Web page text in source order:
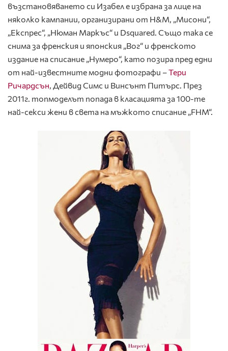
възстановяването си Изабел е избрана за лице на
няколко кампании, организирани от H&M, „Мисони“,
„Експрес“, „Нюман Маркъс“ и Dsquared. Също така се
снима за френския и японския „Вог“ и френското
издание на списание „Нумеро“, като позира пред едни
от най-известните модни фотографи –Тери
Ричардсън, Дейвид Симс и Винсънт Питърс. През
2011г. топмоделът попада в класацията за 100-те
най-секси жени в света на мъжкото списание „FHM“.